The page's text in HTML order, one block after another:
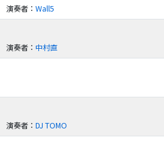
演奏者 ：Wall5
演奏者 ：中村直
演奏者 ：DJ TOMO